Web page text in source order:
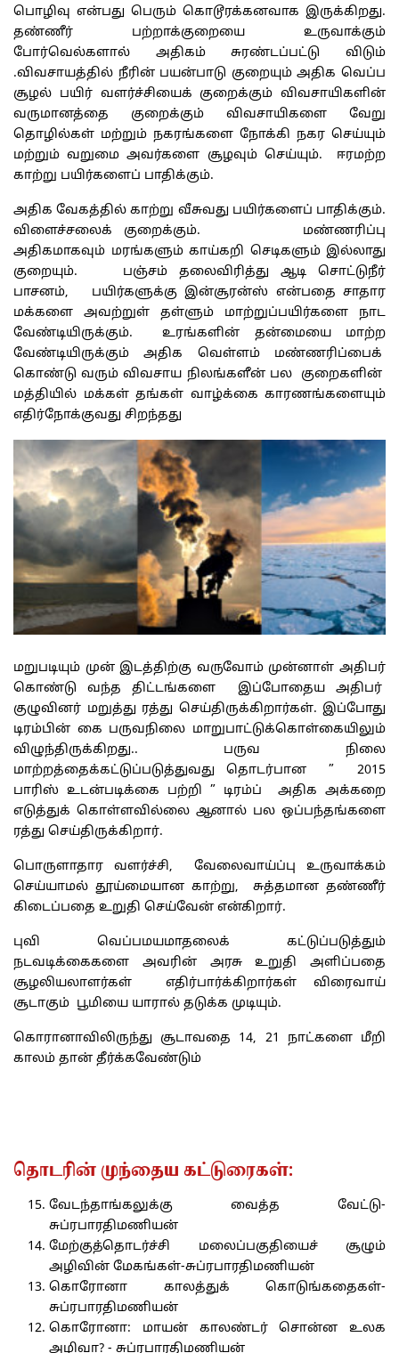
பொழிவு என்பது பெரும் கொடூரக்கனவாக இருக்கிறது.
தண்ணீர் பற்றாக்குறையை உருவாக்கும்
போர்வெல்களால் அதிகம் சுரண்டப்பட்டு விடும்
.விவசாயத்தில் நீரின் பயன்பாடு குறையும் அதிக வெப்ப
சூழல் பயிர் வளர்ச்சியைக் குறைக்கும் விவசாயிகளின்
வருமானத்தை குறைக்கும் விவசாயிகளை வேறு
தொழில்கள் மற்றும் நகரங்களை நோக்கி நகர செய்யும்
மற்றும் வறுமை அவர்களை சூழவும் செய்யும். ஈரமற்ற
காற்று பயிர்களைப் பாதிக்கும்.
அதிக வேகத்தில் காற்று வீசுவது பயிர்களைப் பாதிக்கும்.
விளைச்சலைக் குறைக்கும். மண்ணரிப்பு
அதிகமாகவும் மரங்களும் காய்கறி செடிகளும் இல்லாது
குறையும். பஞ்சம் தலைவிரித்து ஆடி சொட்டுநீர்
பாசனம், பயிர்களுக்கு இன்சூரன்ஸ் என்பதை சாதார
மக்களை அவற்றுள் தள்ளும் மாற்றுப்பயிர்களை நாட
வேண்டியிருக்கும். உரங்களின் தன்மையை மாற்ற
வேண்டியிருக்கும் அதிக வெள்ளம் மண்ணரிப்பைக்
கொண்டு வரும் விவசாய நிலங்களீன் பல குறைகளின்
மத்தியில் மக்கள் தங்கள் வாழ்க்கை காரணங்களையும்
எதிர்நோக்குவது சிறந்தது
மறுபடியும் முன் இடத்திற்கு வருவோம் முன்னாள் அதிபர்
கொண்டு வந்த திட்டங்களை இப்போதைய அதிபர்
குழுவினர் மறுத்து ரத்து செய்திருக்கிறார்கள். இப்போது
டிரம்பின் கை பருவநிலை மாறுபாட்டுக்கொள்கையிலும்
விழுந்திருக்கிறது.. பருவ நிலை
மாற்றத்தைக்கட்டுப்படுத்துவது தொடர்பான ” 2015
பாரிஸ் உடன்படிக்கை பற்றி ” டிரம்ப் அதிக அக்கறை
எடுத்துக் கொள்ளவில்லை ஆனால் பல ஒப்பந்தங்களை
ரத்து செய்திருக்கிறார்.
பொருளாதார வளர்ச்சி, வேலைவாய்ப்பு உருவாக்கம்
செய்யாமல் தூய்மையான காற்று, சுத்தமான தண்ணீர்
கிடைப்பதை உறுதி செய்வேன் என்கிறார்.
புவி வெப்பமயமாதலைக் கட்டுப்படுத்தும்
நடவடிக்கைகளை அவரின் அரசு உறுதி அளிப்பதை
சூழலியலாளர்கள் எதிர்பார்க்கிறார்கள் விரைவாய்
சூடாகும் பூமியை யாரால் தடுக்க முடியும்.
கொரானாவிலிருந்து சூடாவதை 14, 21 நாட்களை மீறி
காலம் தான் தீர்க்கவேண்டும்
தொடரின் முந்தைய கட்டுரைகள்:
வேடந்தாங்கலுக்கு வைத்த வேட்டு-
சுப்ரபாரதிமணியன்
மேற்குத்தொடர்ச்சி மலைப்பகுதியைச் சூழும்
அழிவின் மேகங்கள்-சுப்ரபாரதிமணியன்
கொரோனா காலத்துக் கொடுங்கதைகள்-
சுப்ரபாரதிமணியன்
கொரோனா: மாயன் காலண்டர் சொன்ன உலக
அழிவா? - சுப்ரபாரதிமணியன்